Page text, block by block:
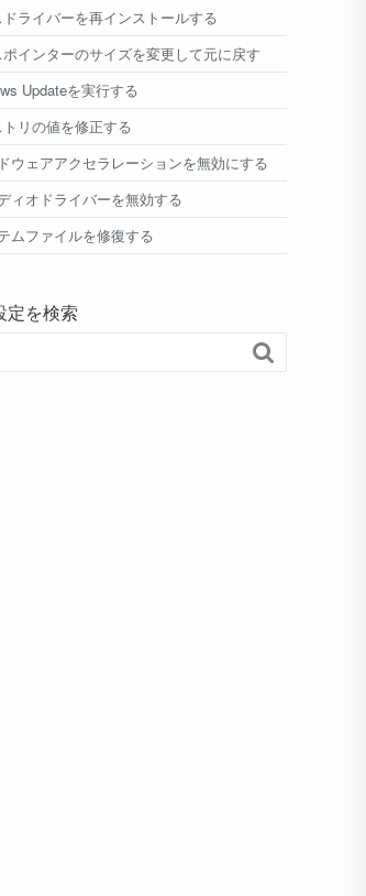
ライバーを再インストールする
インターのサイズを変更して元に戻す
Updateを実行する
リの値を修正する
ウェアアクセラレーションを無効にする
ィオドライバーを無効する
ムファイルを修復する
定を検索
